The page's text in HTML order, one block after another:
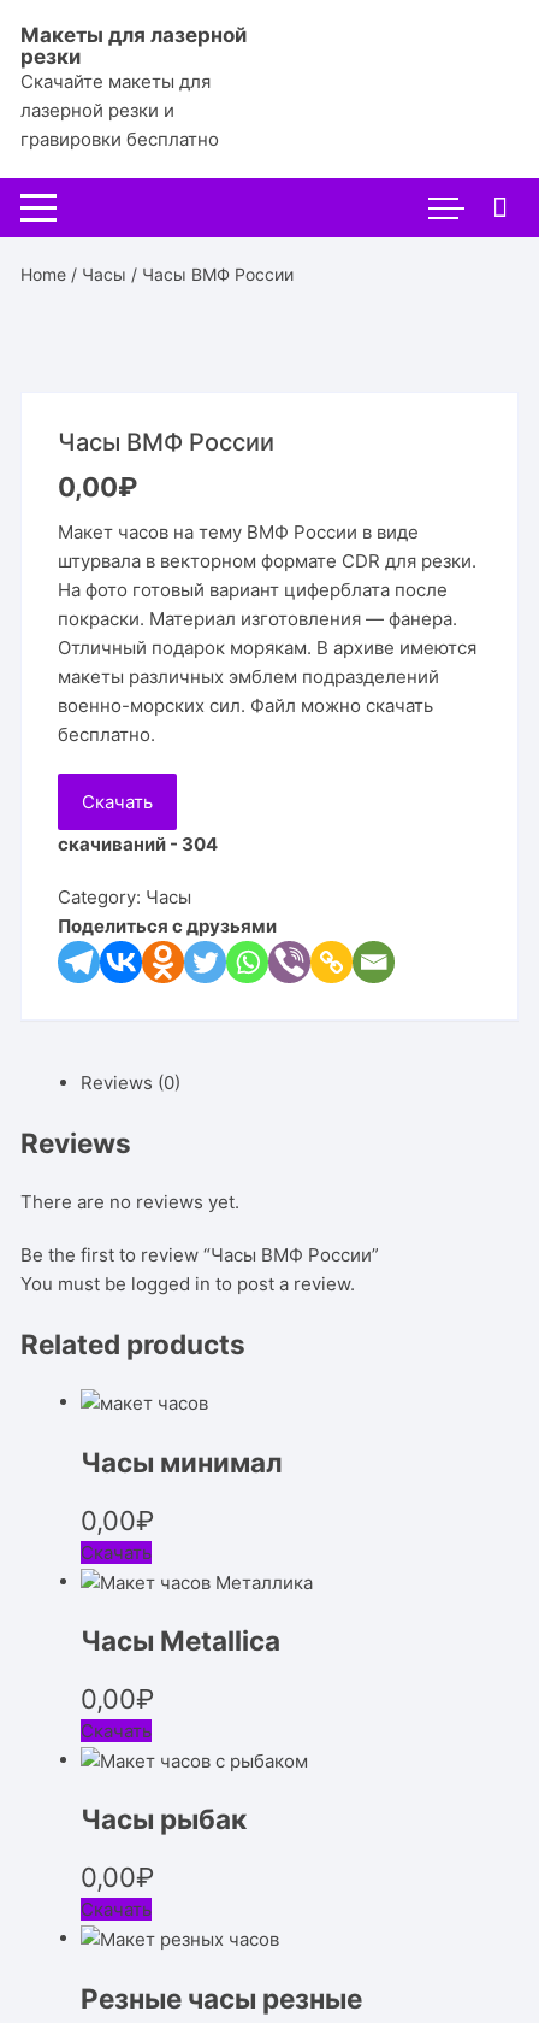
содержимому
Макеты для лазерной
резки
Скачайте макеты для
лазерной резки и
гравировки бесплатно
Home / Часы / Часы ВМФ России
Часы ВМФ России
0,00₽
Макет часов на тему ВМФ России в виде
штурвала в векторном формате CDR для резки.
На фото готовый вариант циферблата после
покраски. Материал изготовления — фанера.
Отличный подарок морякам. В архиве имеются
макеты различных эмблем подразделений
военно-морских сил. Файл можно скачать
бесплатно.
Скачать
скачиваний - 304
Category: Часы
Поделиться с друзьями
Reviews (0)
Reviews
There are no reviews yet.
Be the first to review “Часы ВМФ России”
You must be logged in to post a review.
Related products
Часы минимал
0,00₽
Скачать
Часы Metallica
0,00₽
Скачать
Часы рыбак
0,00₽
Скачать
Резные часы резные